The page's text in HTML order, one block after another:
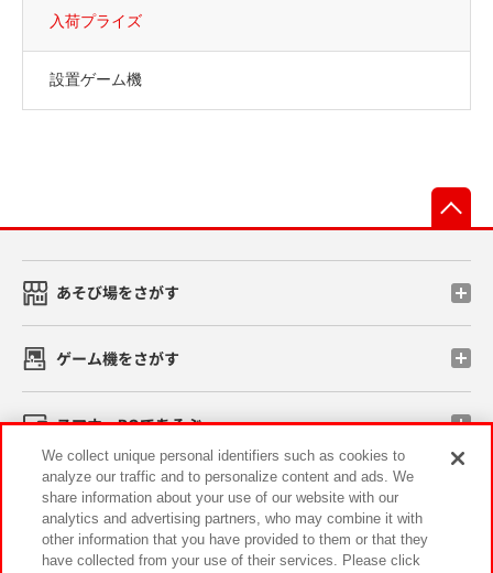
入荷プライズ
設置ゲーム機
あそび場をさがす
ゲーム機をさがす
スマホ・PCであそぶ
イベント・キャンペーン
We collect unique personal identifiers such as cookies to
analyze our traffic and to personalize content and ads. We
share information about your use of our website with our
analytics and advertising partners, who may combine it with
other information that you have provided to them or that they
have collected from your use of their services. Please click